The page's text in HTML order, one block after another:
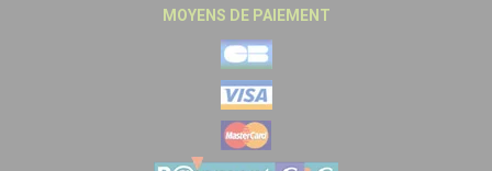
MOYENS DE PAIEMENT